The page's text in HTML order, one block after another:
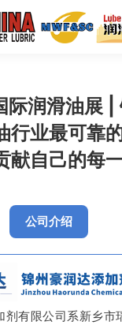
润滑油展 |
行业最可靠
献自己的每
公司介绍
剂有限公司系新乡市